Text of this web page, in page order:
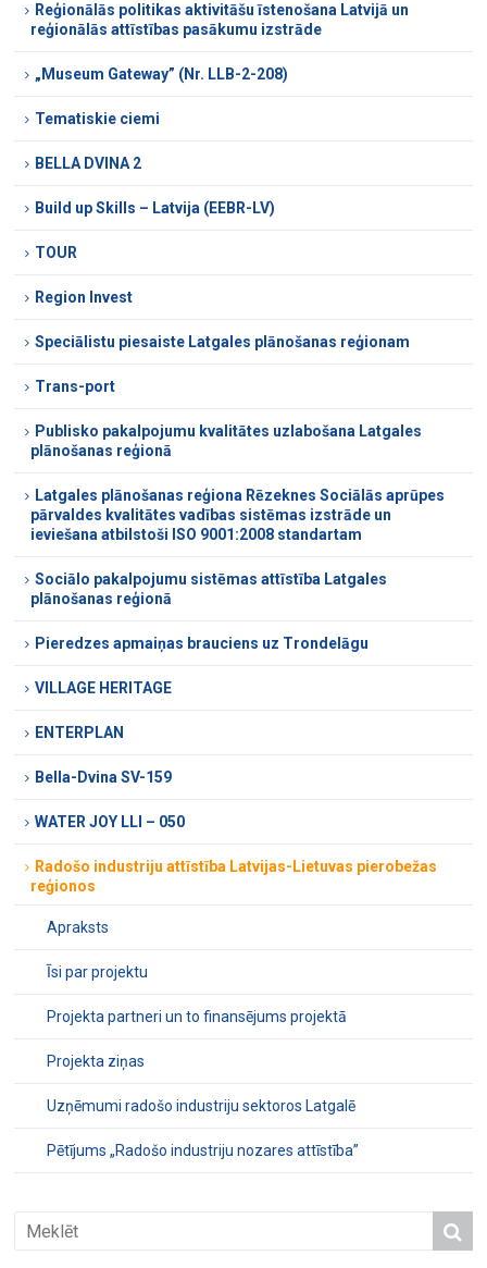
Reģionālās politikas aktivitāšu īstenošana Latvijā un
reģionālās attīstības pasākumu izstrāde
„Museum Gateway” (Nr. LLB-2-208)
Tematiskie ciemi
BELLA DVINA 2
Build up Skills – Latvija (EEBR-LV)
TOUR
Region Invest
Speciālistu piesaiste Latgales plānošanas reģionam
Trans-port
Publisko pakalpojumu kvalitātes uzlabošana Latgales
plānošanas reģionā
Latgales plānošanas reģiona Rēzeknes Sociālās aprūpes
pārvaldes kvalitātes vadības sistēmas izstrāde un
ieviešana atbilstoši ISO 9001:2008 standartam
Sociālo pakalpojumu sistēmas attīstība Latgales
plānošanas reģionā
Pieredzes apmaiņas brauciens uz Trondelāgu
VILLAGE HERITAGE
ENTERPLAN
Bella-Dvina SV-159
WATER JOY LLI – 050
Radošo industriju attīstība Latvijas-Lietuvas pierobežas
reģionos
Apraksts
Īsi par projektu
Projekta partneri un to finansējums projektā
Projekta ziņas
Uzņēmumi radošo industriju sektoros Latgalē
Pētījums „Radošo industriju nozares attīstība”